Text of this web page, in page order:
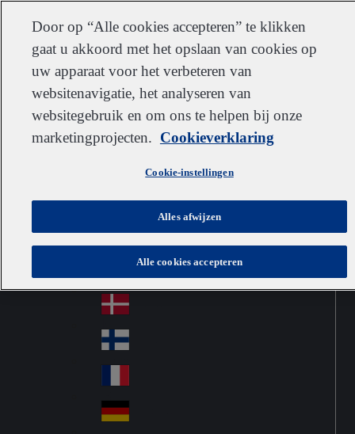
Go to home
Jump to navigation
Jump to content
Klantenservice Inschrijven Werken bij IDEXX Leveranciers
Netherlands
Au
str
ali
Australia
Au
azi
na
Canada
Ch
中国大陆
Cz
ec
h
Česko
De
nm
ark
Fin
d
Fra
nc
Door op “Alle cookies accepteren” te klikken
gaat u akkoord met het opslaan van cookies op
uw apparaat voor het verbeteren van
websitenavigatie, het analyseren van
websitegebruik en om ons te helpen bij onze
marketingprojecten. Cookieverklaring
Cookie-instellingen
Alles afwijzen
Alle cookies accepteren